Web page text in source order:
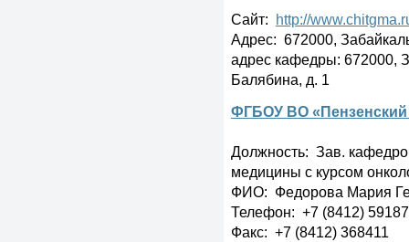
Сайт: http://
Адрес: 672000,
адрес кафедры: 672000,
Балябина, д. 1
ФГБОУ ВО «Пензенский
Должность: Зав.
медицины с курсом
ФИО: Федорова Мария
Телефон: +7 (8412)
Факс: +7 (8412) 368411